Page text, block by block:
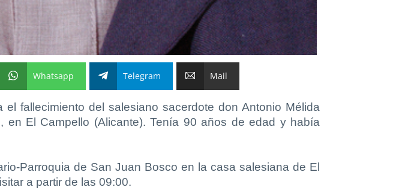
Whatsapp Telegram Mail
fallecimiento del salesiano sacerdote don Antonio Mélida
El Campello (Alicante). Tenía 90 años de edad y había
Parroquia de San Juan Bosco en la casa salesiana de El
a partir de las 09:00.